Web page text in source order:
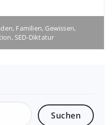
, Familien, Gewissen,
, SED-Diktatur